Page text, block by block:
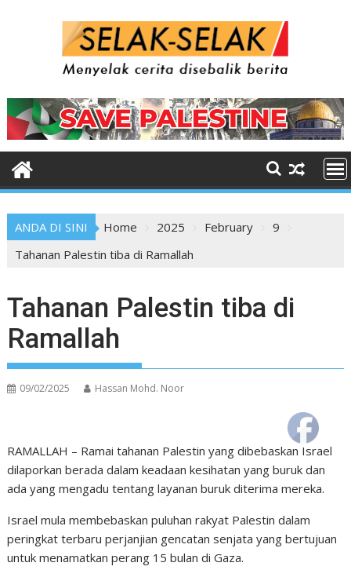
ANDA DI SINI Home 2025 February
9
Tahanan Palestin tiba di Ramallah
Tahanan Palestin tiba di
Ramallah
09/02/2025 Hassan Mohd. Noor
RAMALLAH – Ramai tahanan Palestin yang dibebaskan Israel
dilaporkan berada dalam keadaan kesihatan yang buruk dan
ada yang mengadu tentang layanan buruk diterima mereka.
Israel mula membebaskan puluhan rakyat Palestin dalam
peringkat terbaru perjanjian gencatan senjata yang bertujuan
untuk menamatkan perang 15 bulan di Gaza.